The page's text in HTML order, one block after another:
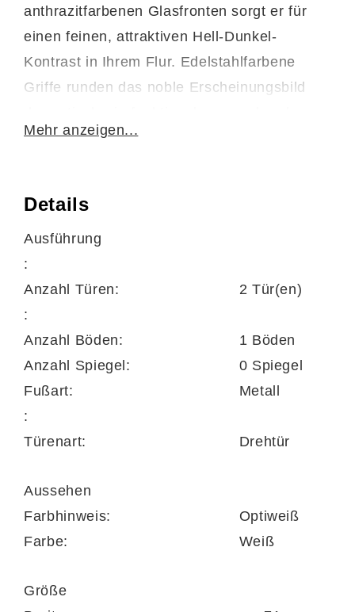
anthrazitfarbenen Glasfronten sorgt er für
einen feinen, attraktiven Hell-Dunkel-
Kontrast in Ihrem Flur. Edelstahlfarbene
Griffe runden das noble Erscheinungsbild
Dielengarderobe stilsicher ab.
fester Konstruktionsboden und eine
Kleiderstange. Letztere gibt Ihnen die
von Kleiderbügeln hängend aufzubewahren.
mehrere Paar Schuhe optimal geschützt
lagern. Die Maße des praktischen Schranks
belaufen sich auf ca. 71 x 193 x 37 cm
Es handelt sich um einen erstklassig
Germany, der Ihnen in zwei Korpus- und drei
Glasfarben zur Wahl steht. Demnach können
Sie ihn auf Ihren Geschmack abstimmen.
weitere Dielenmöbel im selben Design
Mehr anzeigen...
Details
Ausführung
:
Anzahl Türen:
2 Tür(en)
:
Anzahl Böden:
1 Böden
Anzahl Spiegel:
0 Spiegel
Fußart:
Metall
:
Türenart:
Drehtür
Aussehen
Farbhinweis:
Optiweiß
Farbe:
Weiß
Größe